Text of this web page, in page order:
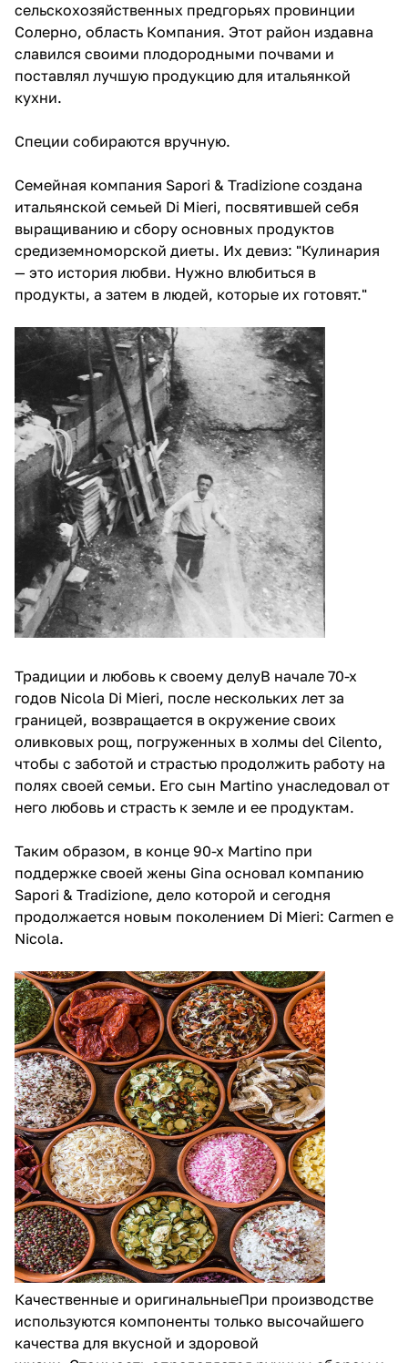
сельскохозяйственных предгорьях провинции
Солерно, область Компания. Этот район издавна
славился своими плодородными почвами и
поставлял лучшую продукцию для итальянкой
кухни.
Специи собираются вручную.
Семейная компания Sapori & Tradizione создана
итальянской семьей Di Mieri, посвятившей себя
выращиванию и сбору основных продуктов
средиземноморской диеты. Их девиз: "Кулинария
— это история любви. Нужно влюбиться в
продукты, а затем в людей, которые их готовят."
Традиции и любовь к своему делуВ начале 70-х
годов Nicola Di Mieri, после нескольких лет за
границей, возвращается в окружение своих
оливковых рощ, погруженных в холмы del Cilento,
чтобы с заботой и страстью продолжить работу на
полях своей семьи. Его сын Martino унаследовал от
него любовь и страсть к земле и ее продуктам.
Таким образом, в конце 90-х Martino при
поддержке своей жены Gina основал компанию
Sapori & Tradizione, дело которой и сегодня
продолжается новым поколением Di Mieri: Carmen e
Nicola.
Качественные и оригинальныеПри производстве
используются компоненты только высочайшего
качества для вкусной и здоровой